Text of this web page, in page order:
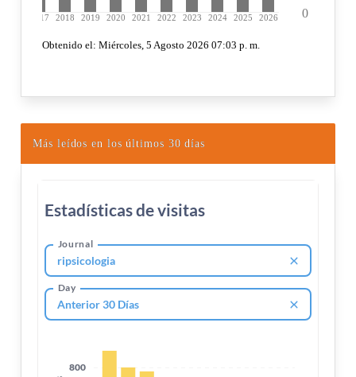
Más leídos en los últimos 30 días